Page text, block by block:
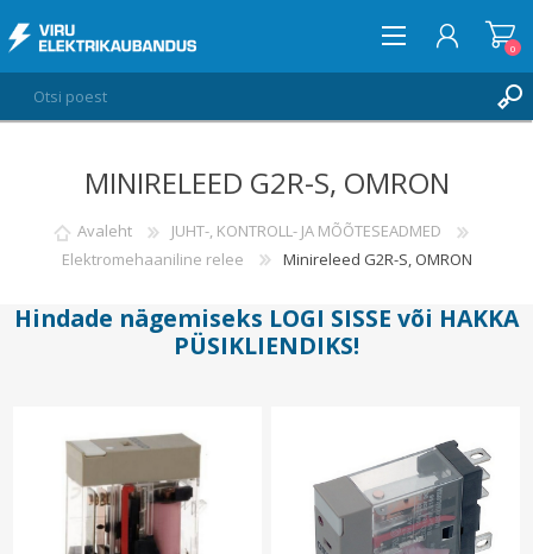
LOGI SISSE
SOOVIKORV
0
MINIRELEED G2R-S, OMRON
Avaleht
JUHT-, KONTROLL- JA MÕÕTESEADMED
Elektromehaaniline relee
Minireleed G2R-S, OMRON
Hindade nägemiseks LOGI SISSE või HAKKA
PÜSIKLIENDIKS!